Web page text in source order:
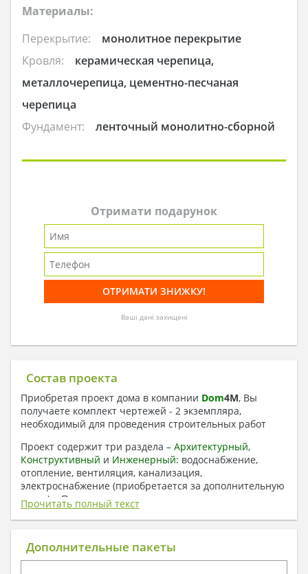
Материалы:
Перекрытие:
монолитное перекрытие
Кровля:
керамическая черепица,
металлочерепица, цементно-песчаная
черепица
Фундамент:
ленточный монолитно-сборной
Отримати подарунок
Ваші дані захищені
Состав проекта
Приобретая проект дома в компании Dom4M, Вы
получаете комплект чертежей - 2 экземпляра,
необходимый для проведения строительных работ
Проект содержит три раздела – Архитектурный,
Конструктивный и Инженерный: водоснабжение,
отопление, вентиляция, канализация,
электроснабжение (приобретается за дополнительную
плату) + Пояснительная записка.
1. Архитектурный раздел:
Общие данные по проекту
План координационных осей
Прочитать полный текст
Дополнительные пакеты